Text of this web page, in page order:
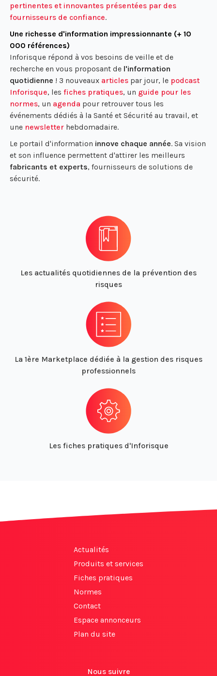
pertinentes et innovantes présentées par des
fournisseurs de confiance.
Une richesse d'information impressionnante (+ 10
000 références)
Inforisque répond à vos besoins de veille et de
recherche en vous proposant de l'information
quotidienne ! 3 nouveaux articles par jour, le podcast
Inforisque, les fiches pratiques, un guide pour les
normes, un agenda pour retrouver tous les
événements dédiés à la Santé et Sécurité au travail, et
une newsletter hebdomadaire.
Le portail d'information innove chaque année. Sa vision
et son influence permettent d'attirer les meilleurs
fabricants et experts, fournisseurs de solutions de
sécurité.
Les actualités quotidiennes de la prévention des
risques
La 1ère Marketplace dédiée à la gestion des risques
professionnels
Les fiches pratiques d'Inforisque
Actualités
Produits et services
Fiches pratiques
Normes
Contact
Espace annonceurs
Plan du site
Nous suivre